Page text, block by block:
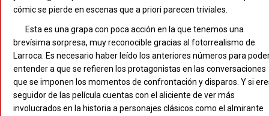
cómic se pierde en escenas que a priori parecen triviales.
Esta es una grapa con poca acción en la que tenemos una
brevísima sorpresa, muy reconocible gracias al fotorrealismo de
Larroca. Es necesario haber leído los anteriores números para
entender a que se refieren los protagonistas en las conversaciones
que se imponen los momentos de confrontación y disparos. Y si
seguidor de las película cuentas con el aliciente de ver más
involucrados en la historia a personajes clásicos como el almirante